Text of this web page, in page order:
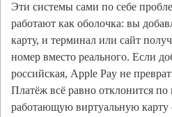
Эти системы сами по себе
работают как оболочка: вы
карту, и терминал или сайт
номер вместо реального. Если
российская, Apple Pay не
Платёж всё равно отклонится
работающую виртуальную карту